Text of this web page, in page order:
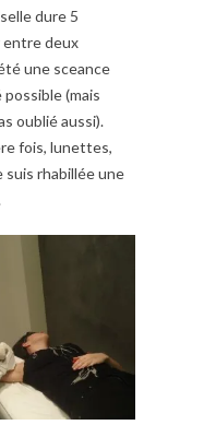
dure 5
entre deux
une sceance
(mais
oublié aussi).
fois, lunettes,
suis rhabillée une